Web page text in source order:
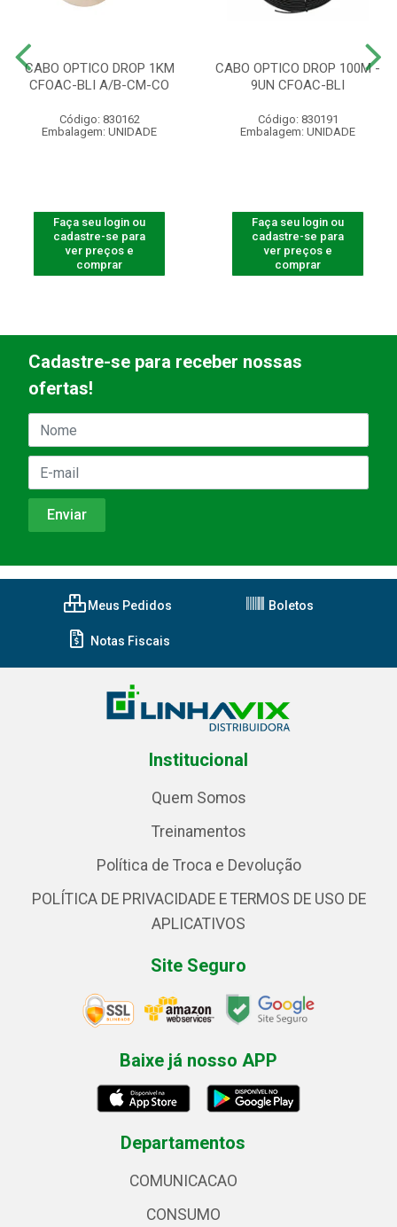
CABO OPTICO DROP 1KM
CFOAC-BLI A/B-CM-CO
Código: 830162
Embalagem: UNIDADE
Faça seu login ou
cadastre-se para
ver preços e
comprar
CABO OPTICO DROP 100M -
9UN CFOAC-BLI
Código: 830191
Embalagem: UNIDADE
Faça seu login ou
cadastre-se para
ver preços e
comprar
Cadastre-se para receber nossas
ofertas!
Meus Pedidos Boletos
Notas Fiscais
Institucional
Quem Somos
Treinamentos
Política de Troca e Devolução
POLÍTICA DE PRIVACIDADE E TERMOS DE USO DE
APLICATIVOS
Site Seguro
Baixe já nosso APP
Departamentos
COMUNICACAO
CONSUMO